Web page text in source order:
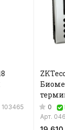
103465 0
Арт.